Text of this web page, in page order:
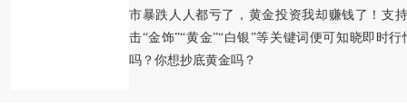
市暴跌人人都亏了，黄金投资我却赚钱了！支
击“金饰”“黄金”“白银”等关键词便可知晓即时
吗？你想抄底黄金吗？